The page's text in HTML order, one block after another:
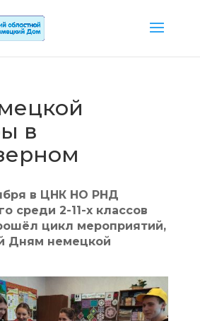
в
в ЦНК НО РНД
среди 2-11-х классов
цикл мероприятий,
Дням немецкой